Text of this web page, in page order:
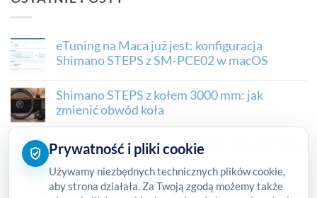
eTuning na Maca już jest: konfiguracja
Shimano STEPS z SM-PCE02 w macOS
Shimano STEPS z kołem 3000 mm: jak
zmienić obwód koła
Odblokowanie Shimano EP801, EP6 i EP500 z
eTuning
Interfejs Shimano SM-PCE02 dla eTuning na
Prywatność i pliki cookie
Używamy niezbędnych technicznych plików cookie,
aby strona działała. Za Twoją zgodą możemy także